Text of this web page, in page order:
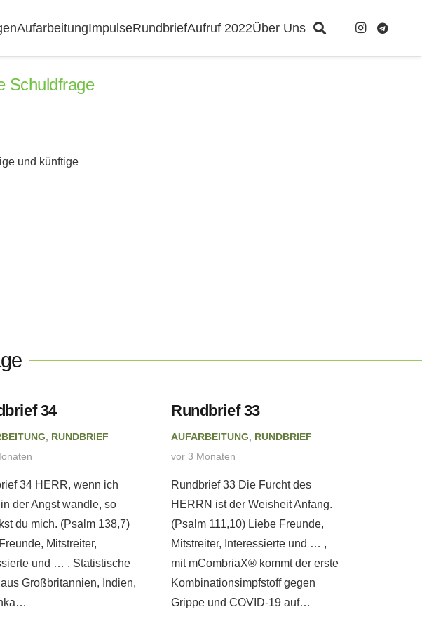
AufarbeitungImpulseRundbriefAufruf 2022Über Uns
Schuldfrage
und künftige
34
, RUNDBRIEF
34 HERR, wenn ich
der Angst wandle, so
du mich. (Psalm 138,7)
Mitstreiter,
und … , Statistische
Großbritannien, Indien,
Rundbrief 33
AUFARBEITUNG, RUNDBRIEF
vor 3 Monaten
Rundbrief 33 Die Furcht des
HERRN ist der Weisheit Anfang.
(Psalm 111,10) Liebe Freunde,
Mitstreiter, Interessierte und … ,
mit mCombriaX® kommt der erste
Kombinationsimpfstoff gegen
Grippe und COVID-19 auf…